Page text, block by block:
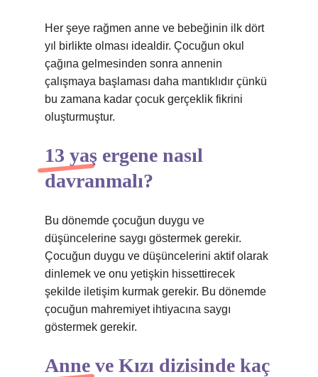
Her şeye rağmen anne ve bebeğinin ilk dört
yıl birlikte olması idealdir. Çocuğun okul
çağına gelmesinden sonra annenin
çalışmaya başlaması daha mantıklıdır çünkü
bu zamana kadar çocuk gerçeklik fikrini
oluşturmuştur.
13 yaş ergene nasıl
davranmalı?
Bu dönemde çocuğun duygu ve
düşüncelerine saygı göstermek gerekir.
Çocuğun duygu ve düşüncelerini aktif olarak
dinlemek ve onu yetişkin hissettirecek
şekilde iletişim kurmak gerekir. Bu dönemde
çocuğun mahremiyet ihtiyacına saygı
göstermek gerekir.
Anne ve Kızı dizisinde kaç